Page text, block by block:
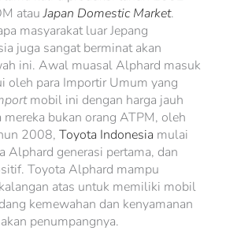
atauJapan Domestic Market.
masyarakat luar Jepang
juga sangat berminat akan
ini. Awal muasal Alphard masuk
oleh para Importir Umum yang
mobil ini dengan harga jauh
bukan orang ATPM, oleh
2008, Toyota Indonesia mulai
Alphard generasi pertama, dan
Toyota Alphard mampu
atas untuk memiliki mobil
kemewahan dan kenyamanan
penumpangnya.